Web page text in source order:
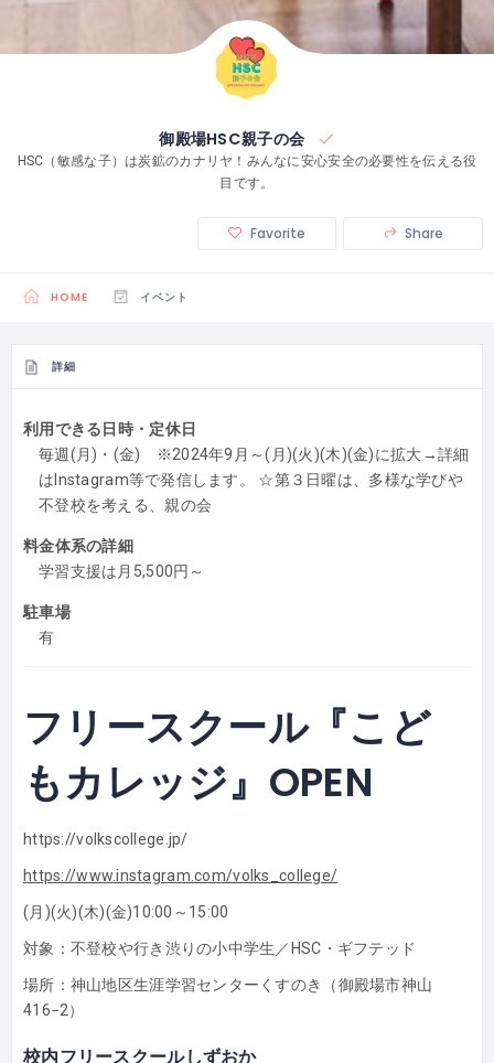
御殿場HSC親子の会
HSC（敏感な子）は炭鉱のカナリヤ！みんなに安心安全の必要性を伝える役
目です。
Favorite Share
HOME イベント
詳細
利用できる日時・定休日
毎週(月)・(金) ※2024年9月～(月)(火)(木)(金)に拡大→詳細
はInstagram等で発信します。 ☆第３日曜は、多様な学びや
不登校を考える、親の会
料金体系の詳細
学習支援は月5,500円～
駐車場
有
フリースクール『こど
もカレッジ』OPEN
https://volkscollege.jp/
https://www.instagram.com/volks_college/
(月)(火)(木)(金)10:00～15:00
対象：不登校や行き渋りの小中学生／HSC・ギフテッド
場所：神山地区生涯学習センターくすのき（御殿場市神山
416−2）
校内フリースクールしずおか